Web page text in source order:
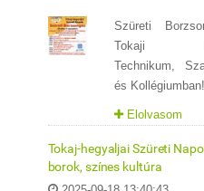
Szüreti
Tokaji
Technikum,
és Kollégiumban!
Elolvasom
Tokaj-hegyaljai Szüreti
borok, színes kultúra